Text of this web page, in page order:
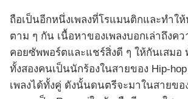
ถือเป็นอีกหนึ่งเพลงที่โรแมนติกและทำใ
ตาม ๆ กัน เนื้อหาของเพลงบอกเล่าถึงค
คอยซัพพอร์ตและแชร์สิ่งดี ๆ ให้กันเสมอ
ทั้งสองคนเป็นนักร้องในสายของ Hip-
เพลงได้ทั้งคู่ ดังนั้นดนตรีจะมาในสายขอ